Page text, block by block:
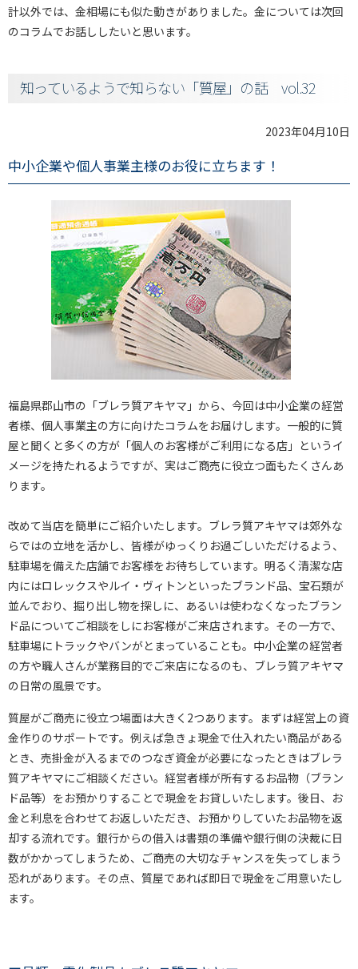
計以外では、金相場にも似た動きがありました。金については次回
のコラムでお話ししたいと思います。
知っているようで知らない「質屋」の話 vol.32
2023年04月10日
中小企業や個人事業主様のお役に立ちます！
福島県郡山市の「ブレラ質アキヤマ」から、今回は中小企業の経営
者様、個人事業主の方に向けたコラムをお届けします。一般的に質
屋と聞くと多くの方が「個人のお客様がご利用になる店」というイ
メージを持たれるようですが、実はご商売に役立つ面もたくさんあ
ります。
改めて当店を簡単にご紹介いたします。ブレラ質アキヤマは郊外な
らではの立地を活かし、皆様がゆっくりお過ごしいただけるよう、
駐車場を備えた店舗でお客様をお待ちしています。明るく清潔な店
内にはロレックスやルイ・ヴィトンといったブランド品、宝石類が
並んでおり、掘り出し物を探しに、あるいは使わなくなったブラン
ド品についてご相談をしにお客様がご来店されます。その一方で、
駐車場にトラックやバンがとまっていることも。中小企業の経営者
の方や職人さんが業務目的でご来店になるのも、ブレラ質アキヤマ
の日常の風景です。
質屋がご商売に役立つ場面は大きく2つあります。まずは経営上の資
金作りのサポートです。例えば急きょ現金で仕入れたい商品がある
とき、売掛金が入るまでのつなぎ資金が必要になったときはブレラ
質アキヤマにご相談ください。経営者様が所有するお品物（ブラン
ド品等）をお預かりすることで現金をお貸しいたします。後日、お
金と利息を合わせてお返しいただき、お預かりしていたお品物を返
却する流れです。銀行からの借入は書類の準備や銀行側の決裁に日
数がかかってしまうため、ご商売の大切なチャンスを失ってしまう
恐れがあります。その点、質屋であれば即日で現金をご用意いたし
ます。